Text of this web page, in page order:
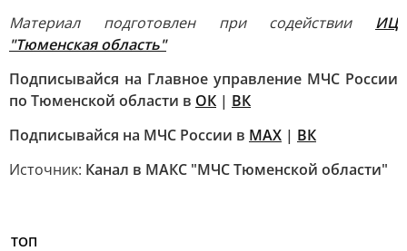
Материал подготовлен при содействии ИЦ
"Тюменская область"
Подписывайся на Главное управление МЧС России
по Тюменской области в ОК | ВК
Подписывайся на МЧС России в MAX | ВК
Источник: Канал в МАКС "МЧС Тюменской области"
ТОП